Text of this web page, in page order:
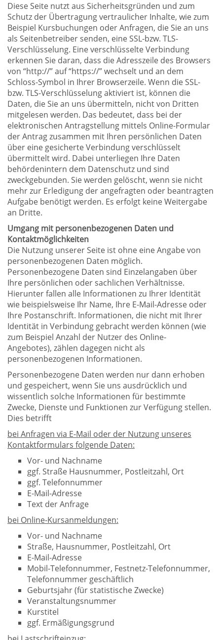
Diese Seite nutzt aus Sicherheitsgründen und zum
Schutz der Übertragung ver­traulicher Inhalte, wie zum
Beispiel Kursbuchungen oder Anfragen, die Sie an uns
als Seitenbetreiber senden, eine SSL-bzw. TLS-
Verschlüsselung. Eine ver­schlüsselte Verbindung
erkennen Sie daran, dass die Adresszeile des Browsers
von “http://” auf “https://” wechselt und an dem
Schloss-Symbol in Ihrer Browser­zeile. Wenn die SSL-
bzw. TLS-Verschlüsselung aktiviert ist, können die
Daten, die Sie an uns übermitteln, nicht von Dritten
mitgelesen werden. Das bedeutet, dass bei der
elektronischen Antragstellung mittels Online-Formular
der Antrag zusammen mit Ihren persönlichen Daten
über eine gesi­cherte Verbindung verschlüsselt
übermittelt wird. Dabei unterliegen Ihre Daten
behördenintern dem Datenschutz und sind
zweckgebunden. Sie werden ge­löscht, wenn sie nicht
mehr zur Erledigung der angefragten oder beantragten
Aufgabe benötigt werden. Es erfolgt keine Weitergabe
an Dritte.
Umgang mit personenbezogenen Daten und
Kontaktmöglichkeiten
Die Nutzung unserer Seite ist ohne eine Angabe von
personenbezogenen Daten möglich.
Personenbezogene Daten sind Einzelangaben über
Ihre persönlichen oder sachlichen Verhältnisse.
Hierunter fallen alle Informationen zu Ihrer Identität
wie beispielsweise Ihr Name, Ihre E-Mail-Adresse oder
Ihre Postanschrift. Informationen, die nicht mit Ihrer
Identität in Verbindung gebracht werden können (wie
zum Beispiel Anzahl der Nutzer des Online-
Angebotes), zählen dagegen nicht als
personenbezogenen Informationen.
Personenbezogene Daten werden nur dann erhoben
und gespeichert, wenn Sie uns ausdrücklich und
wissentlich solche Informationen für bestimmte
Zwecke, Dienste und Funktionen zur Verfügung stellen.
Dies betrifft
bei Anfragen via E-Mail oder der Nutzung unseres
Kontaktformulars folgende Daten:
Vor- und Nachname
ggf. Straße Hausnummer, Postleitzahl, Ort
ggf. Telefonnummer
E-Mail-Adresse
Text der Anfrage
bei Online-Kursanmeldungen:
Vor- und Nachname
Straße, Hausnummer, Postleitzahl, Ort
E-Mail-Adresse
Mobil-Telefonnummer, Festnetz-Telefonnummer,
Telefonnummer geschäftlich
Geburtsjahr (für statistische Zwecke)
Veranstaltungsnummer
Kurstitel
ggf. Ermäßigungsgrund